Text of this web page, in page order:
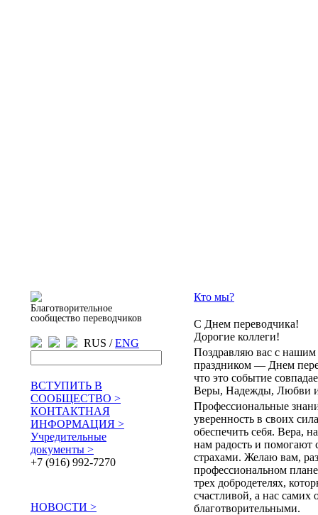
Благотворительное
сообщество переводчиков
RUS /ENG
ВСТУПИТЬ В
СООБЩЕСТВО >
КОНТАКТНАЯ
ИНФОРМАЦИЯ >
Учредительные
документы >
+7 (916) 992-7270
НОВОСТИ >
Кто мы?
С Днем переводчика!
Дорогие коллеги!
Поздравляю вас с
праздником — Днем
что это событие
Веры, Надежды, Любви
Профессиональные
уверенность в своих
обеспечить себя. Вера,
нам радость и помогают
страхами. Желаю вам,
профессиональном
трех добродетелях,
счастливой, а нас
благотворительными.